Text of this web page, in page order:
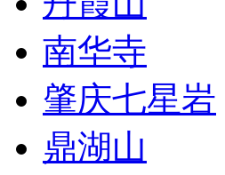
南华寺
肇庆七星岩
鼎湖山